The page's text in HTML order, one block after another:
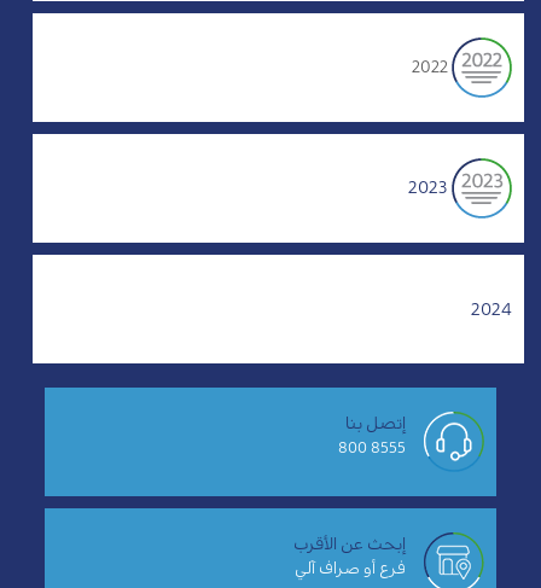
2022
2023
2024
إتصل بنا
8555 800
إبحث عن الأقرب
فرع أو صراف آلي